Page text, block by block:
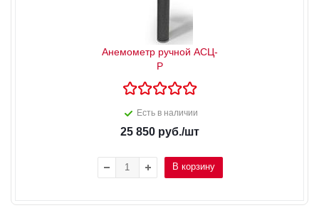
Анемометр ручной АСЦ-
Р
Есть в наличии
25 850 руб./шт
В корзину